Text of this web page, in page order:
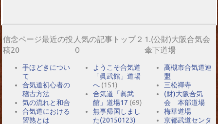
信念ページ最近の投
稿20
手ほどきについ
て
合気道初心者の
稽古方法
気の流れと和合
合気道における
習熟とは
人気の記事トップ２
０
ようこそ合気道
「眞武館」道場
へ (151)
合気道「眞武
館」道場17 (69)
無事帰国しまし
た(20150123)
1.(公財)大阪合気会
傘下道場
高槻市合気道連
盟
三松禪寺
(財)大阪合気
会 本部道場
梅華道場
京都武道センタ